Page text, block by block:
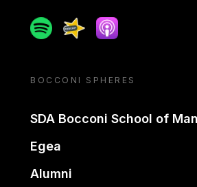
SpotifySpreakerApple podcast
BOCCONI SPHERES
SDA Bocconi School of
Egea
Alumni